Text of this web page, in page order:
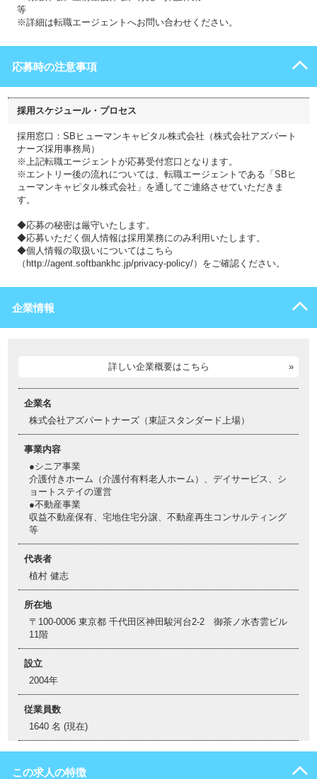
等
※詳細は転職エージェントへお問い合わせください。
応募時の注意事項
採用スケジュール・プロセス
採用窓口：SBヒューマンキャピタル株式会社（株式会社アズパート
ナーズ採用事務局）
※上記転職エージェントが応募受付窓口となります。
※エントリー後の流れについては、転職エージェントである「SBヒ
ューマンキャピタル株式会社」を通してご連絡させていただきま
す。
◆応募の秘密は厳守いたします。
◆応募いただく個人情報は採用業務にのみ利用いたします。
◆個人情報の取扱いについてはこちら
（http://agent.softbankhc.jp/privacy-policy/）をご確認ください。
企業情報
詳しい企業概要はこちら
企業名
株式会社アズパートナーズ（東証スタンダード上場）
事業内容
●シニア事業
介護付きホーム（介護付有料老人ホーム）、デイサービス、シ
ョートステイの運営
●不動産事業
収益不動産保有、宅地住宅分譲、不動産再生コンサルティング
等
代表者
植村 健志
所在地
〒100-0006 東京都 千代田区神田駿河台2-2 御茶ノ水杏雲ビル
11階
設立
2004年
従業員数
1640 名 (現在)
この求人の特徴